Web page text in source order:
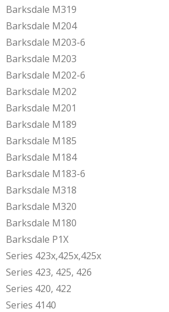
Barksdale M319
Barksdale M204
Barksdale M203-6
Barksdale M203
Barksdale M202-6
Barksdale M202
Barksdale M201
Barksdale M189
Barksdale M185
Barksdale M184
Barksdale M183-6
Barksdale M318
Barksdale M320
Barksdale M180
Barksdale P1X
Series 423x,425x,425x
Series 423, 425, 426
Series 420, 422
Series 4140